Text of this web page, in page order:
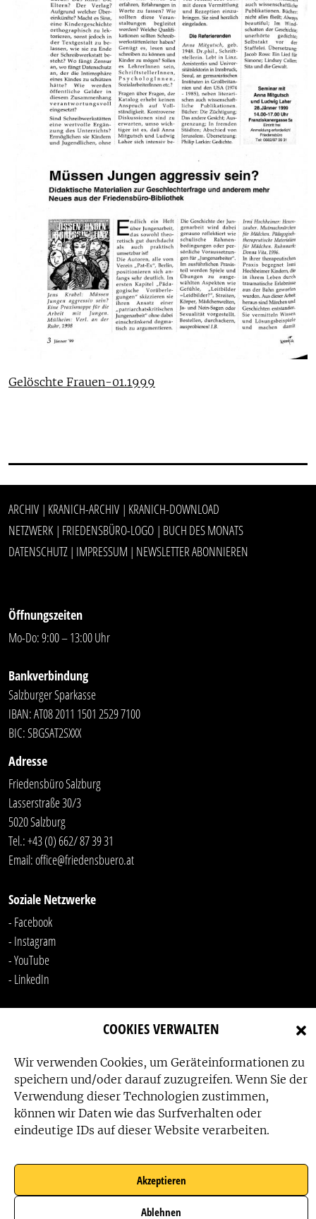
COOKIES VERWALTEN
Wir verwenden Cookies, um Geräteinformationen zu
speichern und/oder darauf zuzugreifen. Wenn Sie der
Verwendung dieser Technologien zustimmen,
können wir Daten wie das Surfverhalten oder
eindeutige IDs auf dieser Website verarbeiten.
Akzeptieren
Ablehnen
Gelöschte Frauen-01.1999
ARCHIV | KRANICH-ARCHIV | KRANICH-DOWNLOAD
NETZWERK | FRIEDENSBÜRO-LOGO | BUCH DES MONATS
DATENSCHUTZ | IMPRESSUM | NEWSLETTER ABONNIEREN
Öffnungszeiten
Mo-Do: 9:00 – 13:00 Uhr
Bankverbindung
Salzburger Sparkasse
IBAN: AT08 2011 1501 2529 7100
BIC: SBGSAT2SXXX
Adresse
Friedensbüro Salzburg
Lasserstraße 30/3
5020 Salzburg
Tel.:+43 (0) 662/ 87 39 31
Email:office@friedensbuero.at
Soziale Netzwerke
- Facebook
- Instagram
- YouTube
- LinkedIn
Das Friedensbüro wird gefördert von:
Das Friedensbüro wird unterstützt von: